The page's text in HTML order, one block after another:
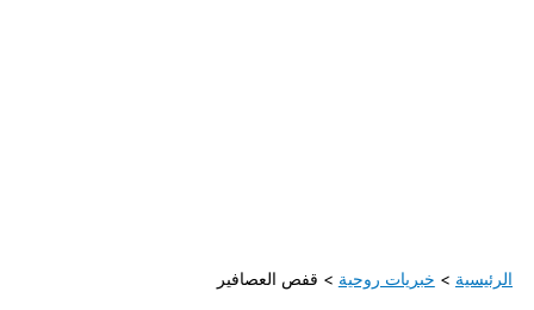
الرئيسية خبريات روحية قفص العصافير